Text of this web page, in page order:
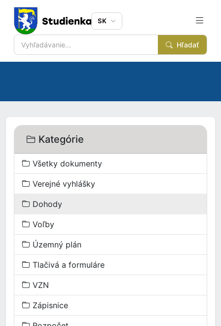
Hľadať
SK
Kategórie
Všetky dokumenty
Verejné vyhlášky
Dohody
Voľby
Územný plán
Tlačivá a formuláre
VZN
Zápisnice